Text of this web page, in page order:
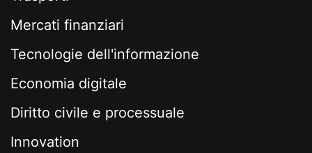
Mercati finanziari
Tecnologie dell'informazione
Economia digitale
Diritto civile e processuale
Innovation